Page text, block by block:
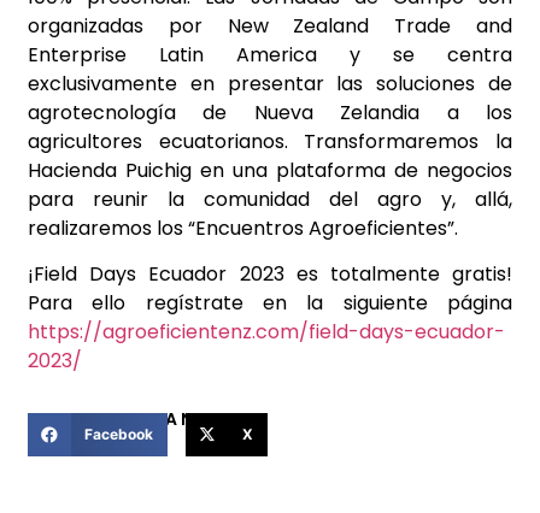
organizadas por New Zealand Trade and
Enterprise Latin America y se centra
exclusivamente en presentar las soluciones de
agrotecnología de Nueva Zelandia a los
agricultores ecuatorianos. Transformaremos la
Hacienda Puichig en una plataforma de negocios
para reunir la comunidad del agro y, allá,
realizaremos los “Encuentros Agroeficientes”.
¡Field Days Ecuador 2023 es totalmente gratis!
Para ello regístrate en la siguiente página
https://agroeficientenz.com/field-days-ecuador-
2023/
COMPARTIR ESTA NOTICIA
Facebook X